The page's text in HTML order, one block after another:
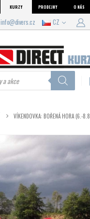
KURZY PRODEJNY O NÁS
info@divers.cz CZ
VÍKENDOVKA: BOŘENÁ HORA (6.-